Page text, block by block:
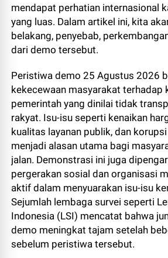
mendapat perhatian internasional
yang luas. Dalam artikel ini, kita
belakang, penyebab,
dari demo tersebut.
Peristiwa demo 25 Agustus 2026
kekecewaan masyarakat terhadap
pemerintah yang dinilai tidak
rakyat. Isu-isu seperti kenaikan
kualitas layanan publik, dan
menjadi alasan utama bagi
jalan. Demonstrasi ini juga
pergerakan sosial dan organisasi
aktif dalam menyuarakan isu-isu
Sejumlah lembaga survei seperti
Indonesia (LSI) mencatat bahwa
demo meningkat tajam setelah
sebelum peristiwa tersebut.